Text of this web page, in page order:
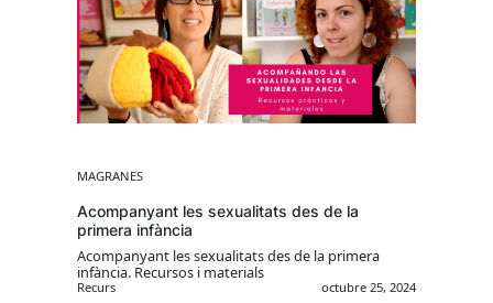
MAGRANES
Acompanyant les sexualitats des de la
primera infància
Acompanyant les sexualitats des de la primera
infància. Recursos i materials
Recurs octubre 25, 2024